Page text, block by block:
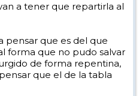
a tener que repartirla al
pensar que es del que
forma que no pudo salvar
de forma repentina,
que el de la tabla